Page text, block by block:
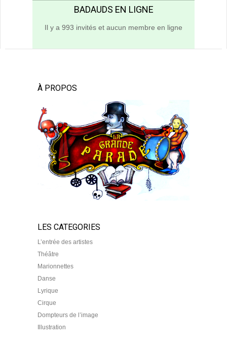
BADAUDS EN LIGNE
Il y a 993 invités et aucun membre en ligne
À PROPOS
LES CATEGORIES
L’entrée des artistes
Théâtre
Marionnettes
Danse
Lyrique
Cirque
Dompteurs de l’image
Illustration